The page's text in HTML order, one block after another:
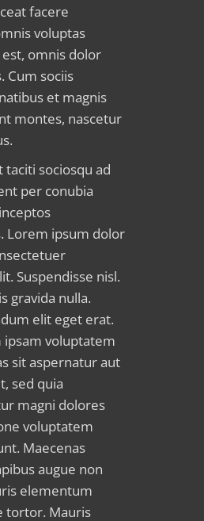
facere
voluptas
omnis dolor
Cum sociis
et magnis
montes, nascetur
taciti sociosqu ad
per conubia
Lorem ipsum dolor
Suspendisse nisl.
gravida nulla.
elit eget erat.
voluptatem
sit aspernatur aut
sed quia
magni dolores
voluptatem
Maecenas
augue non
elementum
tortor. Mauris